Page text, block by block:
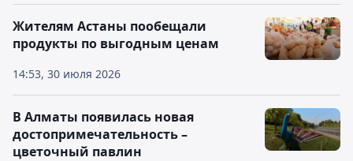
14:53, 30 июля 2026
Жителям Астаны пообещали
продукты по выгодным ценам
В Алматы появилась новая
достопримечательность –
цветочный павлин